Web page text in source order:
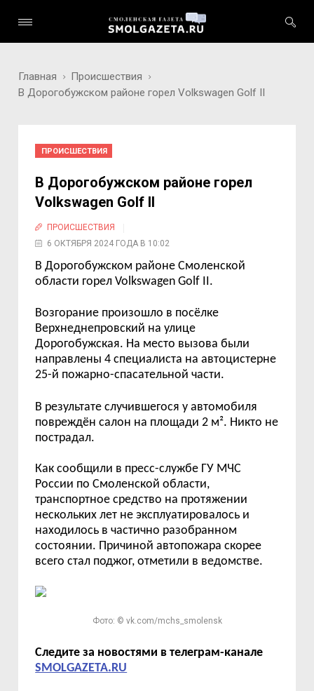
Главная
Происшествия
В Дорогобужском районе горел Volkswagen Golf II
ПРОИСШЕСТВИЯ
В Дорогобужском районе горел
Volkswagen Golf II
ПРОИСШЕСТВИЯ
6 ОКТЯБРЯ 2024 ГОДА В 10:02
В Дорогобужском районе Смоленской
области горелVolkswagen Golf II.
Возгорание произошло в посёлке
Верхнеднепровский на улице
Дорогобужская. На место вызова были
направлены 4 специалиста на автоцистерне
25-й пожарно-спасательной части.
В результате случившегося у автомобиля
повреждён салон на площади 2 м². Никто не
пострадал.
Как сообщили в пресс-службе ГУ МЧС
России по Смоленской области,
транспортное средство на протяжении
нескольких лет не эксплуатировалось и
находилось в частично разобранном
состоянии. Причиной автопожара скорее
всего стал поджог,отметили в ведомстве.
Фото: © vk.com/mchs_smolensk
Следите за новостями в телеграм-канале
SMOLGAZETA.RU